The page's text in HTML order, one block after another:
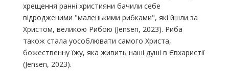
хрещення ранні християни бачили себе
відродженими "маленькими рибками", які йшли за
Христом, великою Рибою (Jensen, 2023). Риба
також стала уособлювати самого Христа,
божественну їжу, яка живить наші душі в Євхаристії
(Jensen, 2023).